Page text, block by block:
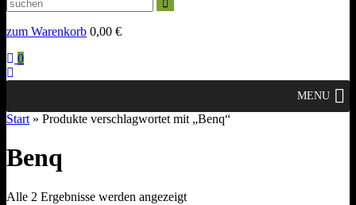
zum Warenkorb 0,00 €
0
MENU
Start » Produkte verschlagwortet mit „Benq“
Benq
Alle 2 Ergebnisse werden angezeigtNach